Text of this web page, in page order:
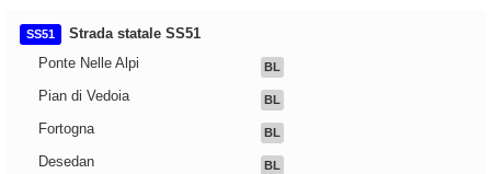
SS51
Strada statale SS51
Ponte Nelle Alpi
BL
Pian di Vedoia BL
Fortogna BL
Desedan BL